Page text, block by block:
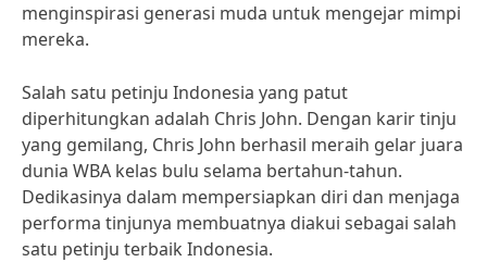
menginspirasi generasi muda untuk mengejar mimpi
mereka.
Salah satu petinju Indonesia yang patut
diperhitungkan adalah Chris John. Dengan karir tinju
yang gemilang, Chris John berhasil meraih gelar juara
dunia WBA kelas bulu selama bertahun-tahun.
Dedikasinya dalam mempersiapkan diri dan menjaga
performa tinjunya membuatnya diakui sebagai salah
satu petinju terbaik Indonesia.